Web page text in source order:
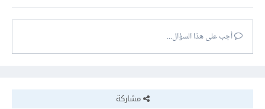
أجب على هذا السؤال...
مشاركة